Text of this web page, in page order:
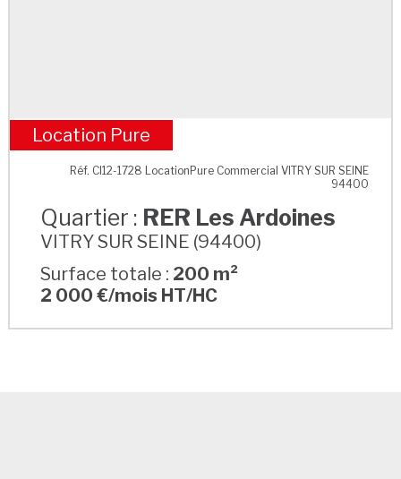
RER Les Ardoines
Location Pure
Réf. CI12-1728 LocationPure Commercial VITRY SUR SEINE
94400
Quartier : RER Les Ardoines
VITRY SUR SEINE (94400)
Surface totale : 200 m²
2 000 €/mois HT/HC